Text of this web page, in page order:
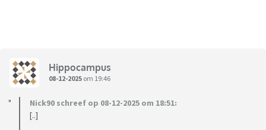
Hippocampus
08-12-2025 om 19:46
Nick90 schreef op 08-12-2025 om 18:51:
[..]